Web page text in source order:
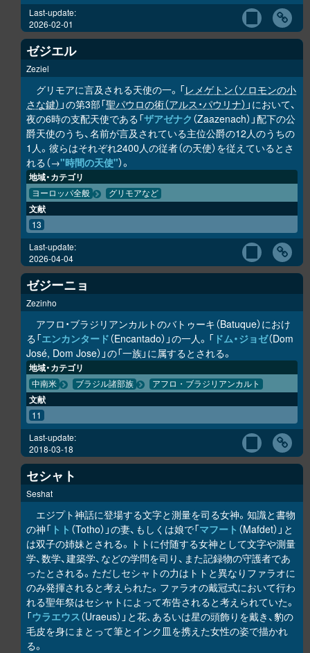
Last-update:
2026-02-01
ゼジエル
Zeziel
グリモアに言及される天使の一。「レメゲトン（ソロモンの小
さな鍵） 」の第3部「聖パウロの術（アルス・パウリナ） 」において、
夜の6時の支配天使である「ザアゼナク （Zaazenach）」配下の公
爵天使のうち、名前が言及されている主位公爵の12人のうちの
1人。彼らはそれぞれ2400人の従者（の天使）を従えているとさ
れる（→"時間の天使"）。
地域・カテゴリ
ヨーロッパ全般 グリモアなど
文献
13
Last-update:
2026-04-04
ゼジーニョ
Zezinho
アフロ・ブラジリアンカルトのバトゥーキ（Batuque）におけ
る「エンカンタード（Encantado）」の一人。「 ドム・ジョゼ（Dom
José, Dom Jose）」の「一族」に属するとされる。
地域・カテゴリ
中南米 ブラジル諸部族 アフロ・ブラジリアンカルト
文献
11
Last-update:
2018-03-18
セシャト
Seshat
エジプト神話に登場する文字と測量を司る女神。知識と書物
の神「 トト （Totho）」の妻、もしくは娘で「マフート （Mafdet）」と
は双子の姉妹とされる。トトに付随する女神として文字や測量
学、数学、建築学、などの学問を司り、また記録物の守護者であ
ったとされる。ただしセシャトの力はトトと異なりファラオに
のみ発揮されると考えられた。ファラオの戴冠式において行わ
れる聖年祭はセシャトによって布告されると考えられていた。
「ウラエウス（Uraeus）」と花、あるいは星の頭飾りを戴き、豹の
毛皮を身にまとって筆とインク皿を携えた女性の姿で描かれ
る。